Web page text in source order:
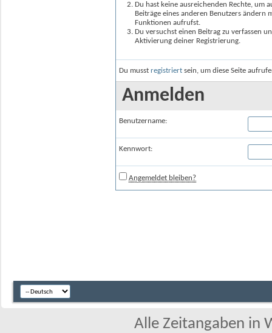
Du hast keine ausreichenden Rechte, um
Beiträge eines anderen Benutzers
Funktionen aufrufst.
Du versuchst einen Beitrag zu verfassen
Aktivierung deiner Registrierung.
Du musst registriert sein, um diese Seite
Anmelden
Benutzername:
Kennwort:
Angemeldet bleiben?
Alle Zeitangaben in